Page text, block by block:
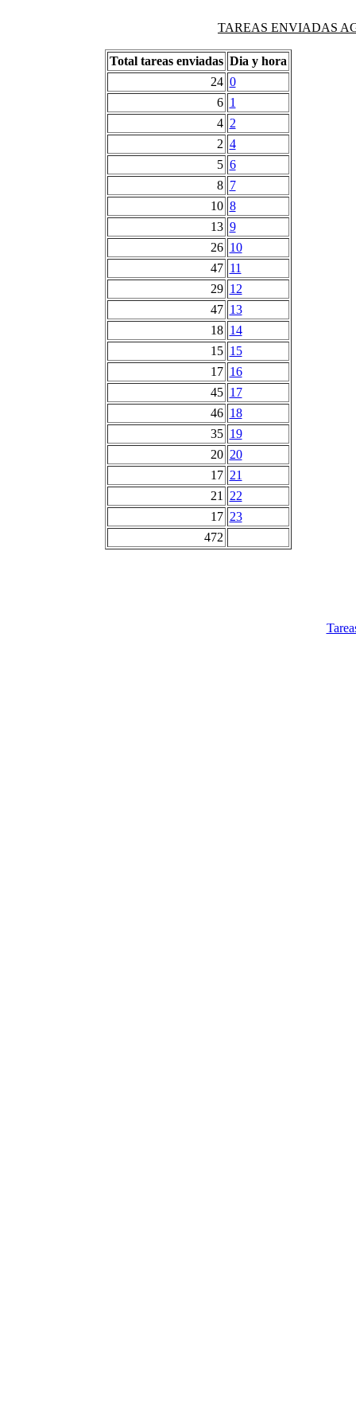
TAREAS ENVIADAS
Total tareas enviadas Dia y hora
24 0
6 1
4 2
2 4
5 6
8 7
10 8
13 9
26 10
47 11
29 12
47 13
18 14
15 15
17 16
45 17
46 18
35 19
20 20
17 21
21
22
17 23
472